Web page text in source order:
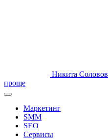
Никита Соловов
проще
Маркетинг
SMM
SEO
Сервисы